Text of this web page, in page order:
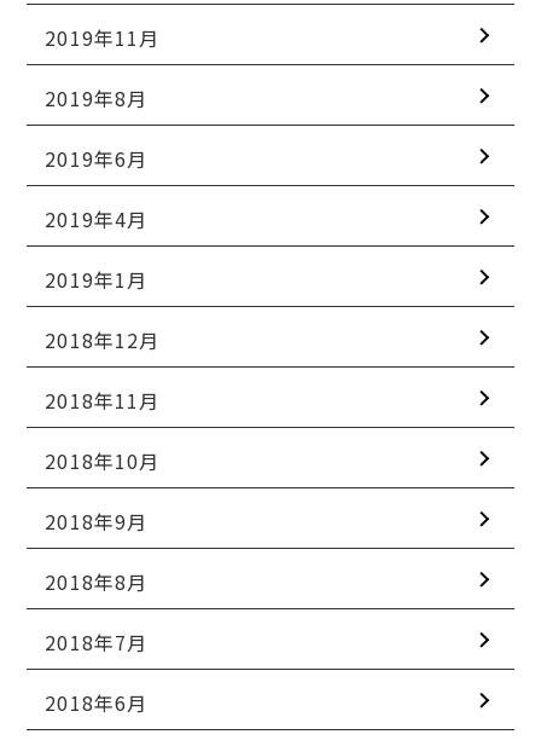
2019年11月
2019年8月
2019年6月
2019年4月
2019年1月
2018年12月
2018年11月
2018年10月
2018年9月
2018年8月
2018年7月
2018年6月